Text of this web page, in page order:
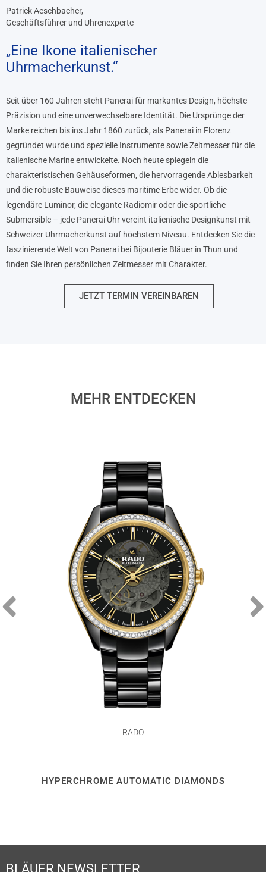
Patrick Aeschbacher,
Geschäftsführer und Uhrenexperte
„Eine Ikone italienischer
Uhrmacherkunst.“
Seit über 160 Jahren steht Panerai für markantes Design, höchste
Präzision und eine unverwechselbare Identität. Die Ursprünge der
Marke reichen bis ins Jahr 1860 zurück, als Panerai in Florenz
gegründet wurde und spezielle Instrumente sowie Zeitmesser für die
italienische Marine entwickelte. Noch heute spiegeln die
charakteristischen Gehäuseformen, die hervorragende Ablesbarkeit
und die robuste Bauweise dieses maritime Erbe wider. Ob die
legendäre Luminor, die elegante Radiomir oder die sportliche
Submersible – jede Panerai Uhr vereint italienische Designkunst mit
Schweizer Uhrmacherkunst auf höchstem Niveau. Entdecken Sie die
faszinierende Welt von Panerai bei Bijouterie Bläuer in Thun und
finden Sie Ihren persönlichen Zeitmesser mit Charakter.
JETZT TERMIN VEREINBAREN
MEHR ENTDECKEN
RADO
HYPERCHROME AUTOMATIC DIAMONDS
BLÄUER NEWSLETTER